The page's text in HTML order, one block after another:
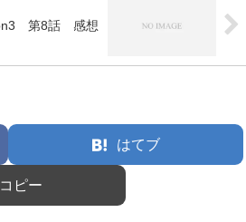
第8話 感想
はてブ
コピー